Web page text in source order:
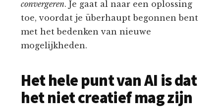
convergeren. Je gaat al naar een oplossing
toe, voordat je überhaupt begonnen bent
met het bedenken van nieuwe
mogelijkheden.
Het hele punt van AI is dat
het niet creatief mag zijn